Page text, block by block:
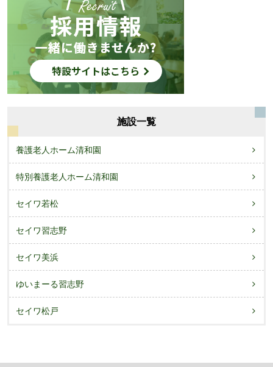
施設一覧
養護老人ホーム清和園
特別養護老人ホーム清和園
セイワ若松
セイワ習志野
セイワ美浜
ゆいまーる習志野
セイワ松戸